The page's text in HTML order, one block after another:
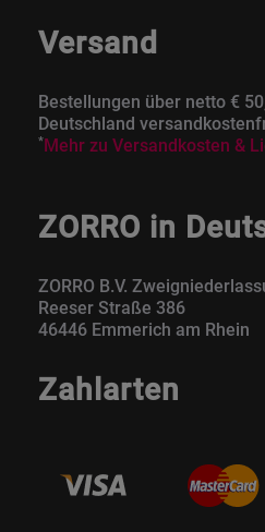
Versand
Bestellungen über netto €
Deutschland
*Mehr zu Versandkosten &
ZORRO in
ZORRO B.V.
Reeser Straße 386
46446 Emmerich am Rhein
Zahlarten